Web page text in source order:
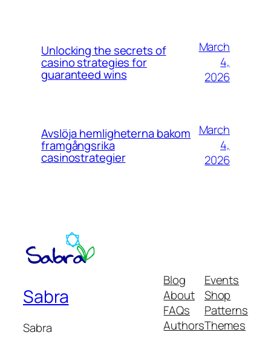
Unlocking the secrets of
casino strategies for
guaranteed wins
March
4,
2026
Avslöja hemligheterna bakom
framgångsrika
casinostrategier
March
4,
2026
Sabra
Sabra
Blog
About
FAQs
Authors
Events
Shop
Patterns
Themes